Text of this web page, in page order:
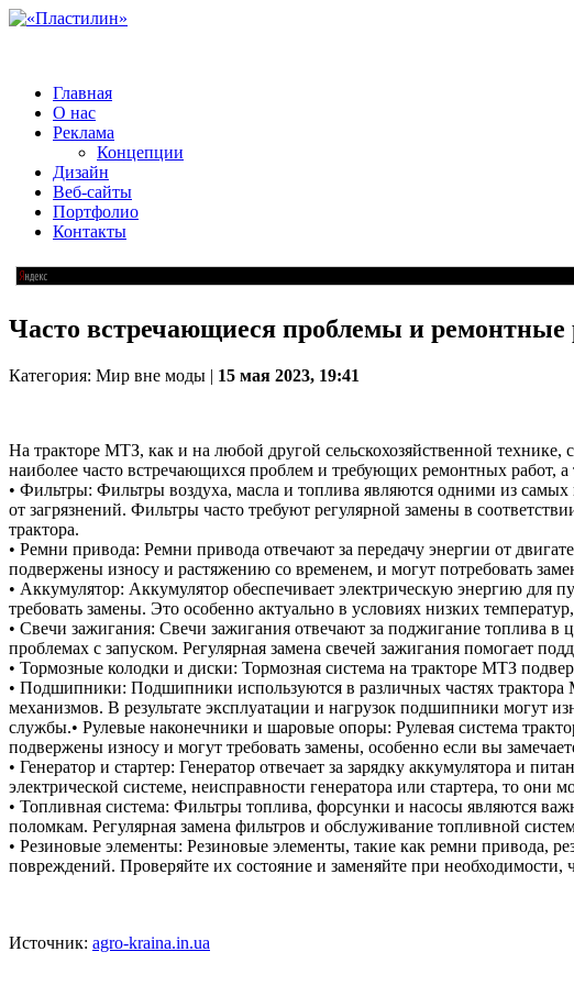
Главная
О нас
Реклама
Концепции
Дизайн
Веб-сайты
Портфолио
Контакты
Часто встречающиеся проблемы и
Категория: Мир вне моды | 15 мая 2023, 19:41
На тракторе МТЗ, как и на любой другой сельскохозяйственной
наиболее часто встречающихся проблем и требующих ремонтных работ, а
• Фильтры: Фильтры воздуха, масла и топлива являются одними из
от загрязнений. Фильтры часто требуют регулярной замены в
трактора.
• Ремни привода: Ремни привода отвечают за передачу энергии от
подвержены износу и растяжению со временем, и могут потребовать
• Аккумулятор: Аккумулятор обеспечивает электрическую энергию для
требовать замены. Это особенно актуально в условиях низких
• Свечи зажигания: Свечи зажигания отвечают за поджигание топлива
проблемах с запуском. Регулярная замена свечей зажигания помогает
• Тормозные колодки и диски: Тормозная система на тракторе МТЗ
• Подшипники: Подшипники используются в различных частях
механизмов. В результате эксплуатации и нагрузок подшипники могут
службы.• Рулевые наконечники и шаровые опоры: Рулевая система
подвержены износу и могут требовать замены, особенно если вы
• Генератор и стартер: Генератор отвечает за зарядку аккумулятора и
электрической системе, неисправности генератора или стартера, то они
• Топливная система: Фильтры топлива, форсунки и насосы являются
поломкам. Регулярная замена фильтров и обслуживание топливной
• Резиновые элементы: Резиновые элементы, такие как ремни привода,
повреждений. Проверяйте их состояние и заменяйте при
Источник: agro-kraina.in.ua